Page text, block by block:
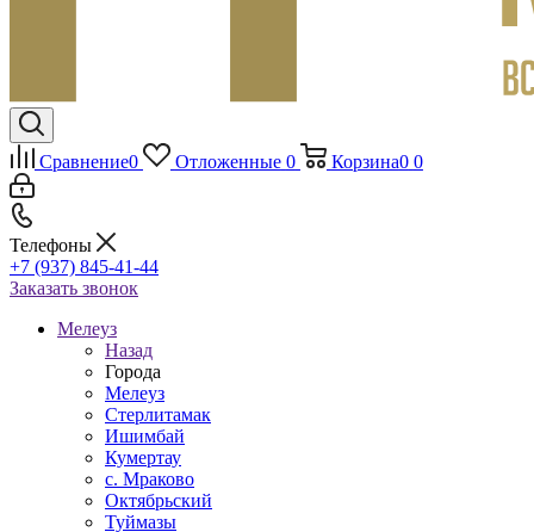
Сравнение0 Отложенные 0 Корзина0 0
Телефоны
+7 (937) 845-41-44
Заказать звонок
Мелеуз
Назад
Города
Мелеуз
Стерлитамак
Ишимбай
Кумертау
c. Мраково
Октябрьский
Туймазы